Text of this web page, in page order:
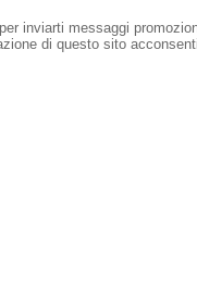
inviarti messaggi
di questo sito